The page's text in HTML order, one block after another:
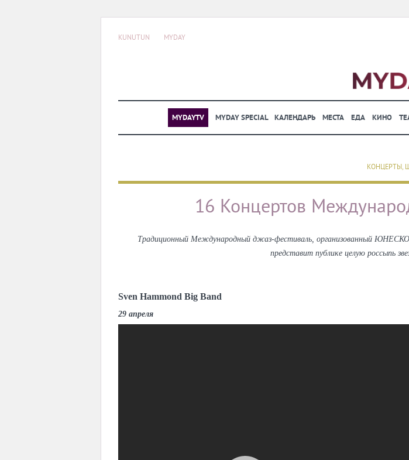
KUNUTUN MYDAY
MYDAYTV MYDAY SPECIAL КАЛЕНДАРЬ МЕСТА ЕДА КИНО
КОНЦЕРТЫ,
16 Концертов
Традиционный Международный джаз-фестиваль, организованный ЮНЕСКО
представит публике целую россыпь
Sven Hammond Big Band
29 апреля